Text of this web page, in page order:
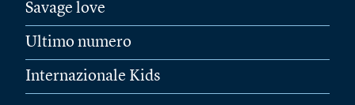
Savage love
Ultimo numero
Internazionale Kids